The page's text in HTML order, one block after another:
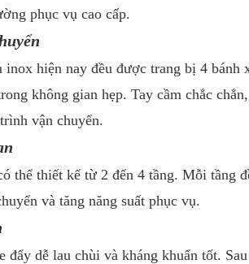
phục vụ cao cấp.
inox hiện nay đều được trang bị 4
không gian hẹp. Tay cầm chắc
vận chuyển.
thể thiết kế từ 2 đến 4 tầng. Mỗi tầng
và tăng năng suất phục vụ.
dễ lau chùi và kháng khuẩn tốt.